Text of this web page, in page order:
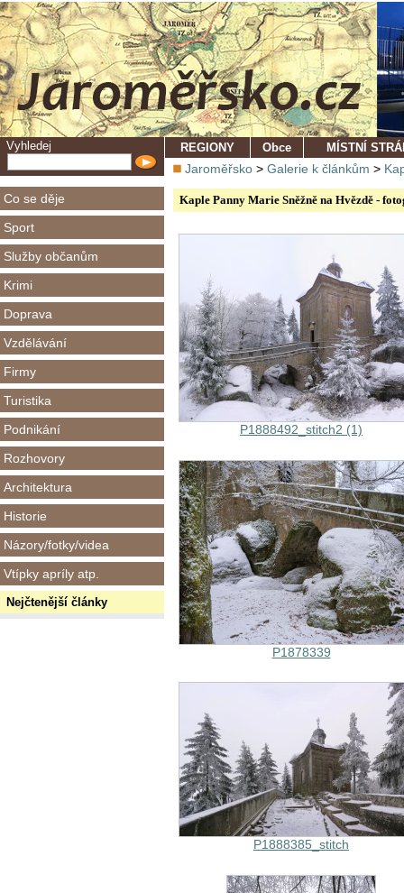
Vyhledej
Co se děje
Sport
Služby občanům
Krimi
Doprava
Vzdělávání
Firmy
Turistika
Podnikání
Rozhovory
Architektura
Historie
Názory/fotky/videa
Vtípky apríly atp.
Nejčtenější články
REGIONY Obce MÍSTNÍ
Jaroměřsko > Galerie k článkům >
Kaple Panny Marie Sněžně na Hvězdě -
P1888492_stitch2 (1)
P1878339
P1888385_stitch